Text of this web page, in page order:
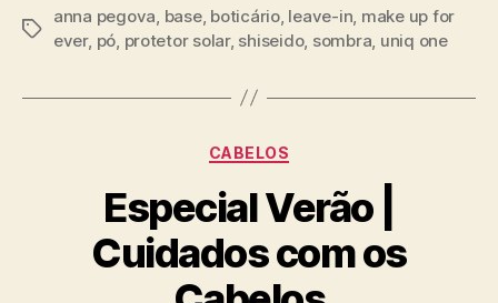
Tags
anna pegova base, boticário, leave-in make up for
ever, pó protetor solar, shiseido, sombra uniq one
Categorias
CABELOS
Especial Verão |
Cuidados com os